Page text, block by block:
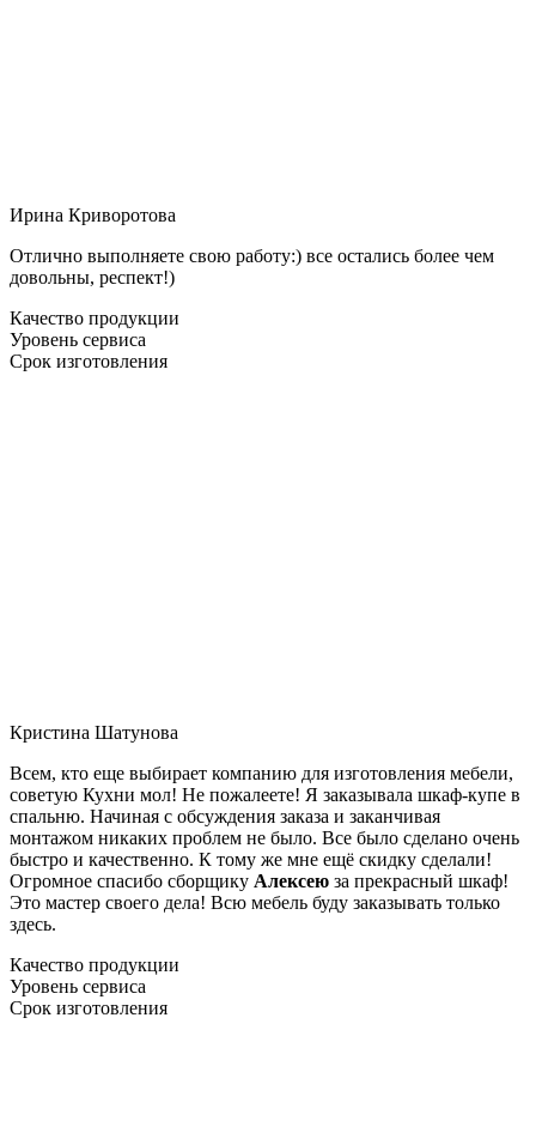
Ирина Криворотова
Отлично выполняете свою работу:) все остались более чем
довольны, респект!)
Качество продукции
Уровень сервиса
Срок изготовления
Кристина Шатунова
Всем, кто еще выбирает компанию для изготовления мебели,
советую Кухни мол! Не пожалеете! Я заказывала шкаф-купе в
спальню. Начиная с обсуждения заказа и заканчивая
монтажом никаких проблем не было. Все было сделано очень
быстро и качественно. К тому же мне ещё скидку сделали!
Огромное спасибо сборщику Алексею за прекрасный шкаф!
Это мастер своего дела! Всю мебель буду заказывать только
здесь.
Качество продукции
Уровень сервиса
Срок изготовления